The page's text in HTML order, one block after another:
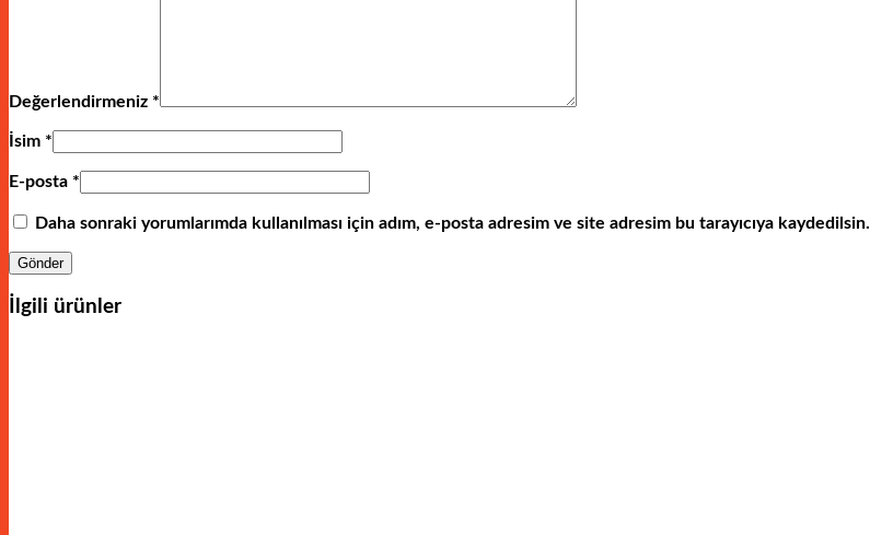
Değerlendirmeniz *
İsim *
E-posta *
Daha sonraki yorumlarımda kullanılması için adım, e-posta adresim ve site adresim bu tarayıcıya kaydedilsin.
İlgili ürünler